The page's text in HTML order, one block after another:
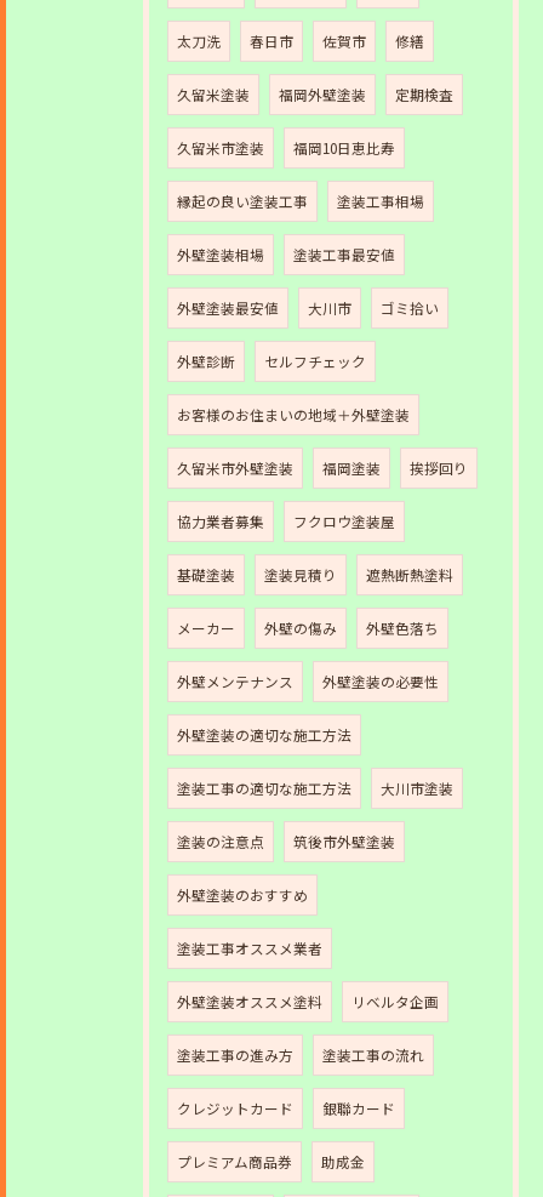
太刀洗 春日市 佐賀市 修繕
久留米塗装 福岡外壁塗装 定期検査
久留米市塗装 福岡10日恵比寿
縁起の良い塗装工事 塗装工事相場
外壁塗装相場 塗装工事最安値
外壁塗装最安値 大川市 ゴミ拾い
外壁診断 セルフチェック
お客様のお住まいの地域＋外壁塗装
久留米市外壁塗装 福岡塗装 挨拶回り
協力業者募集 フクロウ塗装屋
基礎塗装 塗装見積り 遮熱断熱塗料
メーカー 外壁の傷み 外壁色落ち
外壁メンテナンス 外壁塗装の必要性
外壁塗装の適切な施工方法
塗装工事の適切な施工方法 大川市塗装
塗装の注意点 筑後市外壁塗装
外壁塗装のおすすめ
塗装工事オススメ業者
外壁塗装オススメ塗料 リベルタ企画
塗装工事の進み方 塗装工事の流れ
クレジットカード 銀聯カード
プレミアム商品券 助成金